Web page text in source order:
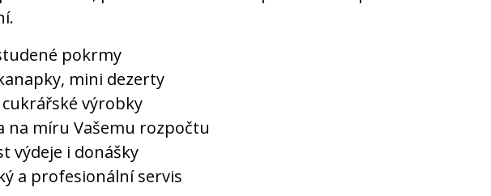
pokrmy
mini dezerty
výrobky
na míru Vašemu rozpočtu
výdeje i donášky
a profesionální servis